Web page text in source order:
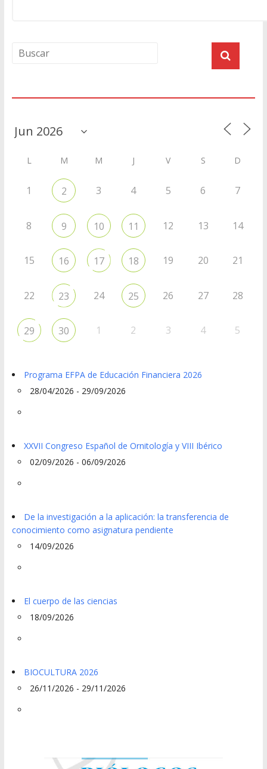
L M M J V S D
1 2 3 4 5 6 7
8 9 10 11 12 13 14
15 16 17 18 19 20 21
22 23 24 25 26 27 28
29 30 1 2 3 4 5
Programa EFPA de Educación Financiera 2026
28/04/2026 - 29/09/2026
XXVII Congreso Español de Ornitología y VIII Ibérico
02/09/2026 - 06/09/2026
De la investigación a la aplicación: la transferencia de
conocimiento como asignatura pendiente
14/09/2026
El cuerpo de las ciencias
18/09/2026
BIOCULTURA 2026
26/11/2026 - 29/11/2026